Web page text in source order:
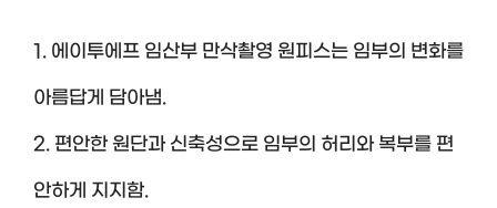
1. 에이투에프 임산부 만삭촬영 원피스는 임부의 변화를
아름답게 담아냄.
2. 편안한 원단과 신축성으로 임부의 허리와 복부를 편
안하게 지지함.